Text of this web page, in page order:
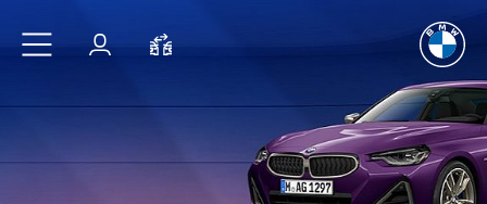
Вход
Радостта